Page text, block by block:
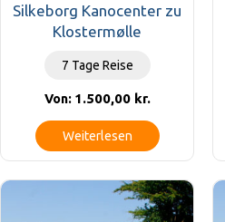
Silkeborg Kanocenter zu
Klostermølle
7 Tage Reise
Von: 1.500,00 kr.
Weiterlesen